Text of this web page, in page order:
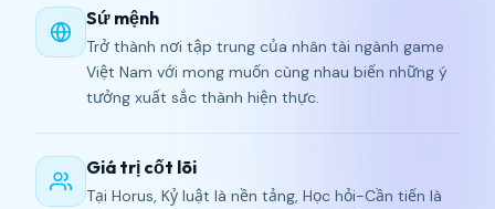
Sứ mệnh
Trở thành nơi tập trung của nhân tài ngành game
Việt Nam với mong muốn cùng nhau biến những ý
tưởng xuất sắc thành hiện thực.
Giá trị cốt lõi
Tại Horus, Kỷ luật là nền tảng, Học hỏi-Cần tiến là